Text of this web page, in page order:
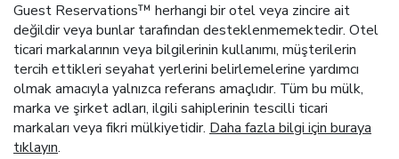
Guest Reservations™ herhangi bir otel veya zincire ait
değildir veya bunlar tarafından desteklenmemektedir. Otel
ticari markalarının veya bilgilerinin kullanımı, müşterilerin
tercih ettikleri seyahat yerlerini belirlemelerine yardımcı
olmak amacıyla yalnızca referans amaçlıdır. Tüm bu mülk,
marka ve şirket adları, ilgili sahiplerinin tescilli ticari
markaları veya fikri mülkiyetidir. Daha fazla bilgi için buraya
tıklayın.